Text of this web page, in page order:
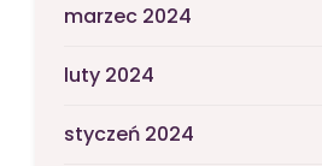
marzec 2024
luty 2024
styczeń 2024